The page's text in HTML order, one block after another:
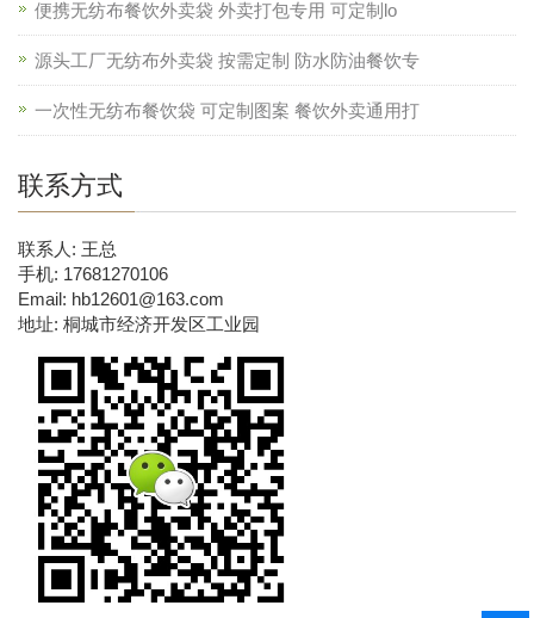
便携无纺布餐饮外卖袋 外卖打包专用 可定制lo
源头工厂无纺布外卖袋 按需定制 防水防油餐饮专
一次性无纺布餐饮袋 可定制图案 餐饮外卖通用打
联系方式
联系人: 王总
手机: 17681270106
Email: hb12601@163.com
地址: 桐城市经济开发区工业园